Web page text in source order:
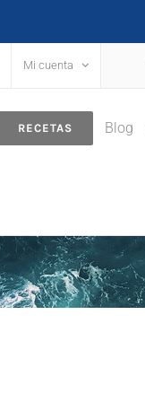
Mi cuenta
RECETAS Blog